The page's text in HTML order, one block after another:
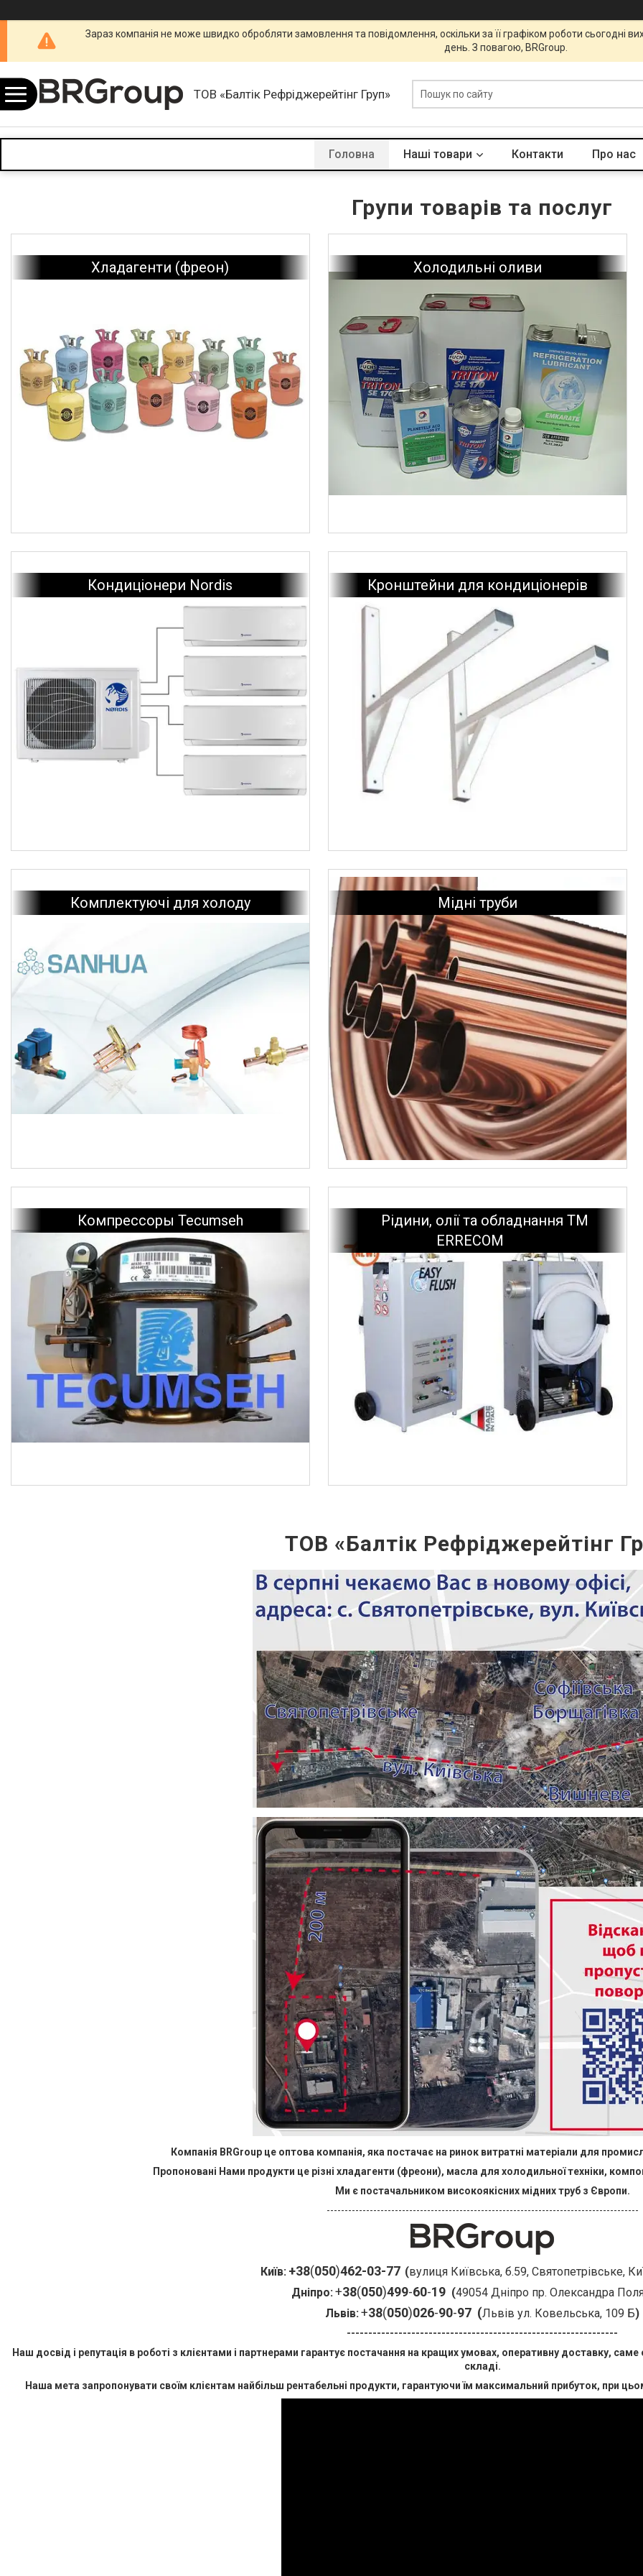
Зараз компанія не може швидко обробляти замовлення та повідомлення, оскільки за її графіком роботи сьогодні
день. З повагою, BRGroup.
ТОВ «Балтік Рефріджерейтінг Груп»
Головна Наші товари Контакти Про нас
Групи товарів та послуг
Хладагенти (фреон) Холодильні оливи
Оливи Emkarate (Англія)
Оливи FUCHS (Німеччина)
Олива Suniso (Бельгія)
Оливи Errecom (Італія)
Показати всі
Инструменты и аксессуары Mastercool (США)
Інструменти Ice Loong (Китай)
Обладнання та інструмент GAMELA (Тайвань)
Інструмент LEETO, HAMTEK
Показати всі
Кондиціонери Nordis Кронштейни для кондиціонерів
Кронштейни складні Rodigas
Ковзні кронштейни Rodigas
Кронштейн для даху Rodigas
Стельовий кронштейн Rodigas
Показати всі
Насос конденсату Aspen
Насоси для відведення конденсату MicroBlue (UK)
Комплектуючі для холоду Мідні труби
Припій FELDER (Німеччина)
Припій Galflo (Італія)
Компрессоры Tecumseh
Рідини, олії та обладнання ТМ
ERRECOM
Очисники для випарників та конденсаторів ТМ
Errecom
Промивні рідини ТМ Errecom
Станції промивання систем кондиціонування ТМ
Errecom
Герметики ТМ Errecom
Рідини для пошуку витоків хладагента
Показати всі
Повітроохолоджувачі KARYER
Повітряохолоджувачі SER
Електродвигуни
Промислові вентилятори Wenling
Вентилятори (кулера) квадратні
ТОВ «Балтік Рефріджерейтінг
Компанія BRGroup це оптова компанія, яка постачає на ринок витратні матеріали для
Пропоновані Нами продукти це різні хладагенти (фреони), масла для холодильної техніки,
Ми є постачальником високоякісних мідних труб з Європи.
---------------------------------------------------------------------------------------
Київ: +38(050)462-03-77 (вулиця Київська, б.59, Святопетрівське,
Дніпро:+38(050)499-60-19 (49054 Дніпро пр. Олександра
Львів:+38(050)026-90-97 (Львів ул. Ковельська, 109 Б)
---------------------------------------------------------------
Наш досвід і репутація в роботі з клієнтами і партнерами гарантує постачання на кращих умовах, оперативну доставку,
складі.
Наша мета запропонувати своїм клієнтам найбільш рентабельні продукти, гарантуючи їм максимальний прибуток, при